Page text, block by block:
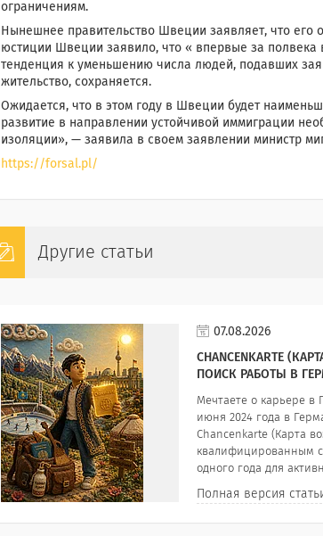
ограничениям.
Нынешнее правительство Швеции заявляет, что его
юстиции Швеции заявило, что « впервые за полвека
тенденция к уменьшению числа людей, подавших
жительство, сохраняется.
Ожидается, что в этом году в Швеции будет
развитие в направлении устойчивой иммиграции
изоляции», — заявила в своем заявлении министр
https://forsal.pl/
Другие статьи
07.08.2026
CHANCENKARTE
ПОИСК РАБОТЫ В
Мечтаете о карьере в
июня 2024 года в
Chancenkarte (Карта
квалифицированным
одного года для
Полная версия